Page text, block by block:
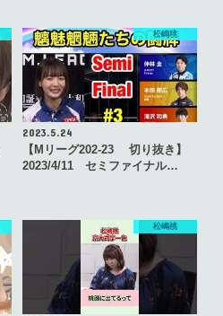
松嶋桃
2023.5.24
【Mリーグ202-23 切り抜き】
2023/4/11 セミファイナル…
松嶋桃